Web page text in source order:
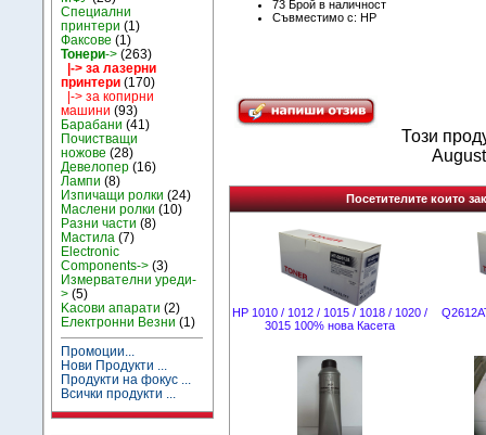
Специални
принтери (1)
Факсове (1)
Тонери-> (263)
|-> за лазерни
принтери (170)
|-> за копирни
машини (93)
Барабани (41)
Почистващи
ножове (28)
Девелопер (16)
Лампи (8)
Изпичащи ролки (24)
Маслени ролки (10)
Разни части (8)
Мастила (7)
Electronic
Components-> (3)
Измервателни уреди-
> (5)
Kасови апарати (2)
Електронни Везни (1)
Промоции...
Нови Продукти ...
Продукти на фокус ...
Всички продукти ...
73 Брой в наличност
Съвместимо с: HP
Този
Посетителите които
НР 1010 / 1012 / 1015 / 1018 / 1020 /
3015 100% нова Касета